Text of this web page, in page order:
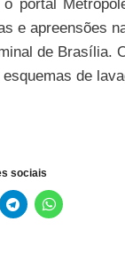
portal
e apreensões
de Brasília.
de
sociais